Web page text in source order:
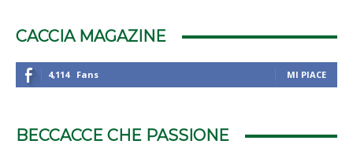
CACCIA MAGAZINE
4,114 Fans MI PIACE
BECCACCE CHE PASSIONE